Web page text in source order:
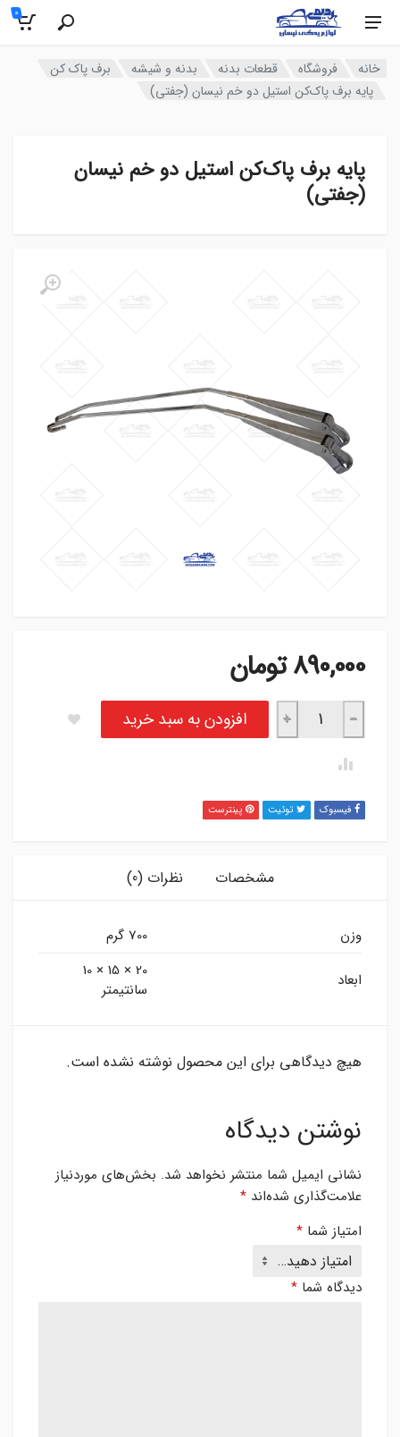
0
خانه فروشگاه قطعات بدنه بدنه و شیشه
برف پاک کن
پایه برف پاک‌کن استیل دو خم نیسان (جفتی)
پایه برف پاک‌کن استیل دو خم نیسان
(جفتی)
890,000 تومان
پایه برف پاک‌کن استیل دو خم نیسان (جفتی) عدد
−
+ افزودن به سبد خرید
فیسبوک توئیت پینترست
مشخصات نظرات (0)
وزن 700 گرم
ابعاد
20 × 15 × 10
سانتیمتر
هیچ دیدگاهی برای این محصول نوشته نشده است.
نوشتن دیدگاه
نشانی ایمیل شما منتشر نخواهد شد. بخش‌های موردنیاز
علامت‌گذاری شده‌اند *
امتیاز شما *
دیدگاه شما *